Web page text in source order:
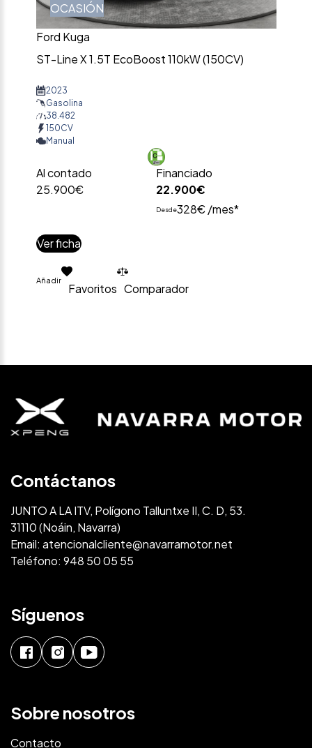
OCASIÓN
Ford Kuga
ST-Line X 1.5T EcoBoost 110kW (150CV)
2023
Gasolina
38.482
150CV
Manual
Al contado
25.900€
Financiado
22.900€
Desde328€ /mes*
Ver ficha
Añadir
Favoritos Comparador
Contáctanos
JUNTO A LA ITV, Polígono Talluntxe II, C. D, 53.
31110 (Noáin, Navarra)
Email: atencionalcliente@navarramotor.net
Teléfono: 948 50 05 55
Síguenos
Sobre nosotros
Contacto